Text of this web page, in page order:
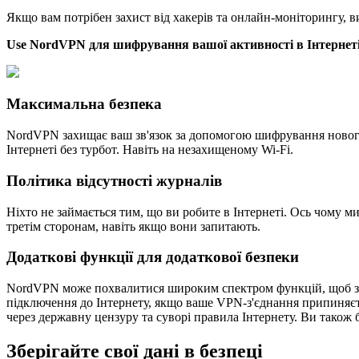
Якщо вам потрібен захист від хакерів та онлайн-
Use NordVPN для шифрування вашої активності в
Максимальна безпека
NordVPN захищає ваш зв'язок за допомогою шифрування
Інтернеті без турбот. Навіть на незахищеному Wi-Fi.
Політика відсутності журналів
Ніхто не займається тим, що ви робите в Інтернеті. Ось чому
третім сторонам, навіть якщо вони запитають.
Додаткові функції для додаткової безпеки
NordVPN може похвалитися широким спектром функцій, щоб
підключення до Інтернету, якщо ваше VPN-з'єднання
через державну цензуру та суворі правила Інтернету. Ви також
Зберігайте свої дані в безпеці